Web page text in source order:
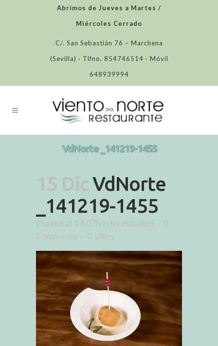
Abrimos de Jueves a Martes /
Miércoles Cerrado
C/. San Sebastián 76 – Marchena
(Sevilla) · Tlfno. 854746514 · Móvil
648939994
VdNorte _141219-1455
15 DicVdNorte
_141219-1455
Posted at 14:07h in by estudio5
0
Comments
0 Likes